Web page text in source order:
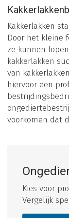
Kakkerlakken
Door het kleine
ze kunnen
kakkerlakken
van
hiervoor een
voorkomen dat
Kies voor
Vergelijk